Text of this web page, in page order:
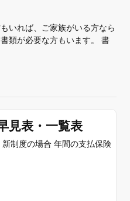
いれば、ご家族がいる方なら
類が必要な方もいます。 書
見表・一覧表
制度の場合 年間の支払保険